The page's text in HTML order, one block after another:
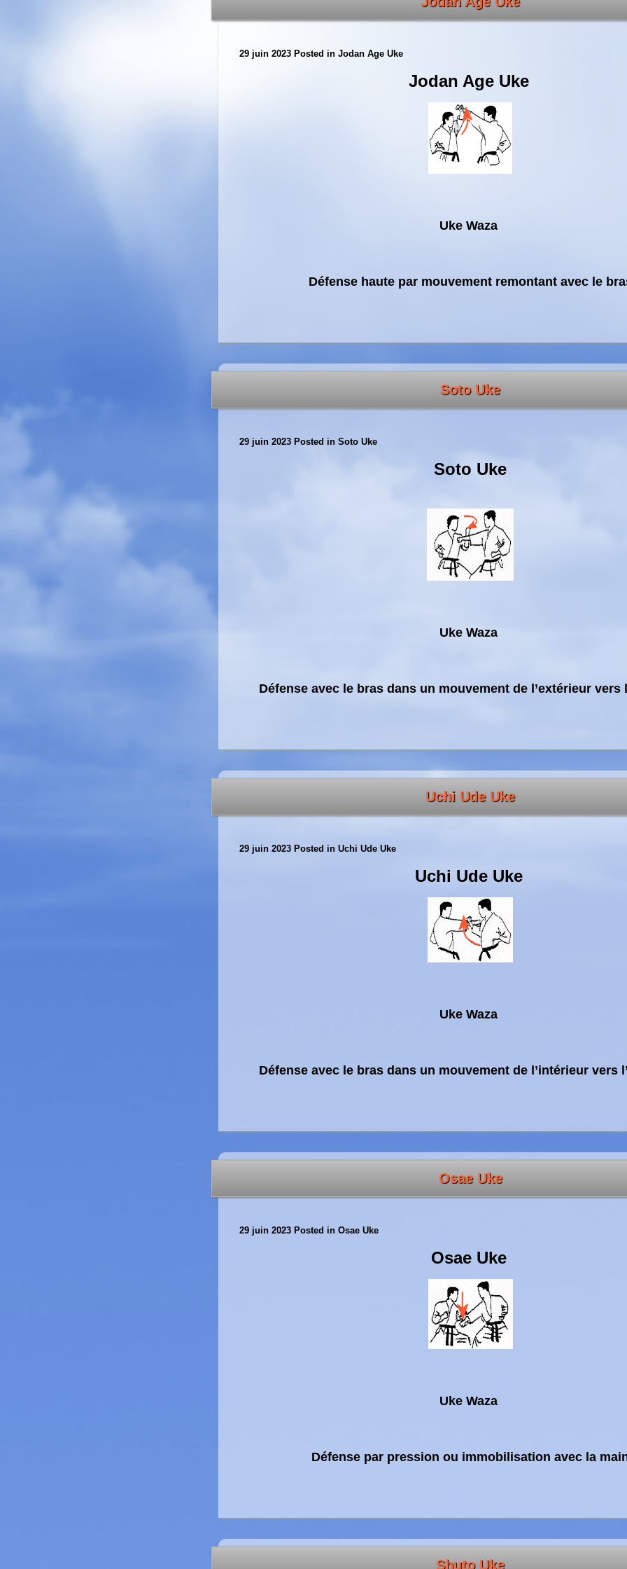
29 juin 2023 Posted in Jodan Age Uke
Jodan Age Uke
Uke Waza
Défense haute par mouvement remontant avec le
Soto Uke
29 juin 2023 Posted in Soto Uke
Soto Uke
Uke Waza
Défense avec le bras dans un mouvement de l’extérieur vers
Uchi Ude Uke
29 juin 2023 Posted in Uchi Ude Uke
Uchi Ude Uke
Uke Waza
Défense avec le bras dans un mouvement de l’intérieur vers
Osae Uke
29 juin 2023 Posted in Osae Uke
Osae Uke
Uke Waza
Défense par pression ou immobilisation avec la
Shuto Uke